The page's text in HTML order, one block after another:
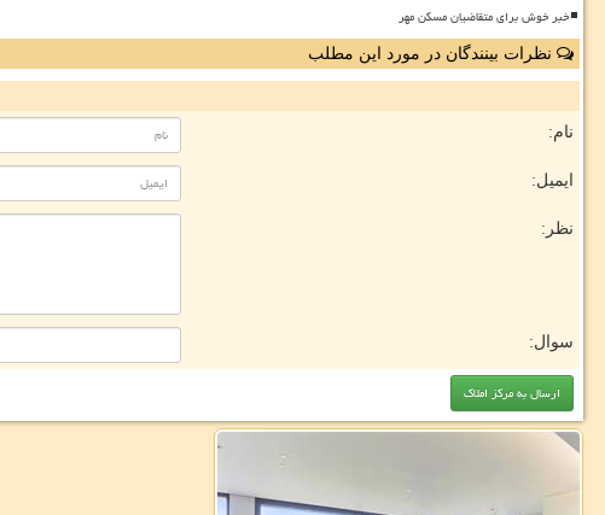
خبر خوش برای متقاضیان مسکن مهر
نظرات بینندگان در مورد این مطلب
نام:
ایمیل:
نظر:
سوال: